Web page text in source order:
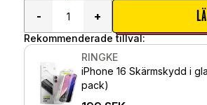
-
+
Rekommenderade tillval:
RINGKE
iPhone 16 Skärmskydd i
pack)